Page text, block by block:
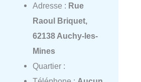
Adresse : Rue
Raoul Briquet,
62138 Auchy-les-
Mines
Quartier :